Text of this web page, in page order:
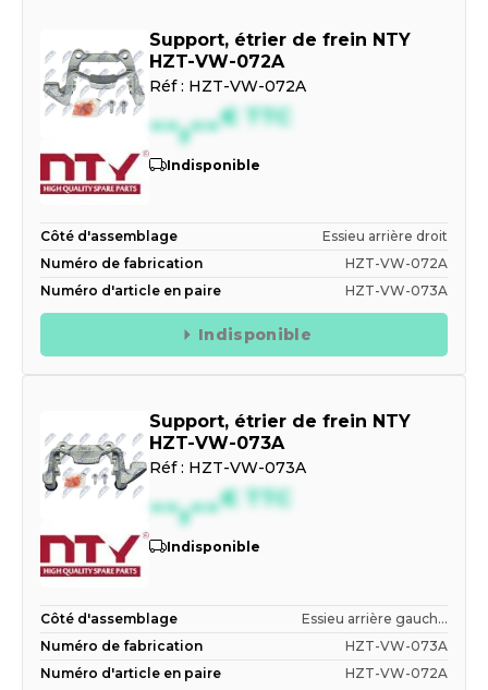
Support, étrier de frein NTY
HZT-VW-072A
Réf : HZT-VW-072A
--,--€ TTC
Indisponible
Côté d'assemblage
Essieu arrière droit
Numéro de fabrication
HZT-VW-072A
Numéro d'article en paire
HZT-VW-073A
Indisponible
Support, étrier de frein NTY
HZT-VW-073A
Réf : HZT-VW-073A
--,--€ TTC
Indisponible
Côté d'assemblage
Essieu arrière gauch...
Numéro de fabrication
HZT-VW-073A
Numéro d'article en paire
HZT-VW-072A